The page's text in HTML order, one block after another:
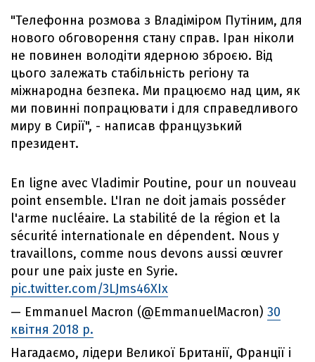
"Телефонна розмова з Владіміром Путіним, для
нового обговорення стану справ. Іран ніколи
не повинен володіти ядерною зброєю. Від
цього залежать стабільність регіону та
міжнародна безпека. Ми працюємо над цим, як
ми повинні попрацювати і для справедливого
миру в Сирії", - написав французький
президент.
En ligne avec Vladimir Poutine, pour un nouveau
point ensemble. L'Iran ne doit jamais posséder
l'arme nucléaire. La stabilité de la région et la
sécurité internationale en dépendent. Nous y
travaillons, comme nous devons aussi œuvrer
pour une paix juste en Syrie.
pic.twitter.com/3LJms46XIx
— Emmanuel Macron (@EmmanuelMacron) 30
квітня 2018 р.
Нагадаємо, лідери Великої Британії, Франції і